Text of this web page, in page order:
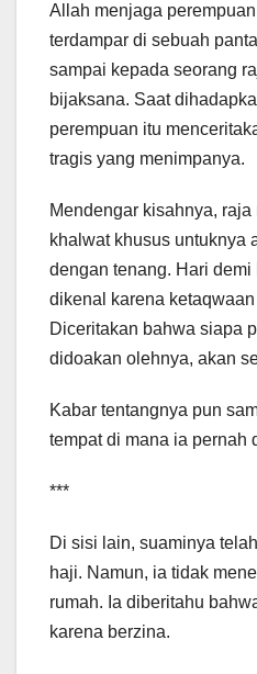
Allah menjaga
terdampar di sebuah
sampai kepada seorang
bijaksana. Saat
perempuan itu
tragis yang menimpanya.
Mendengar kisahnya,
khalwat khusus untuknya
dengan tenang. Hari
dikenal karena
Diceritakan bahwa siapa
didoakan olehnya, akan
Kabar tentangnya pun
tempat di mana ia pernah
***
Di sisi lain, suaminya
haji. Namun, ia tidak
rumah. Ia diberitahu
karena berzina.